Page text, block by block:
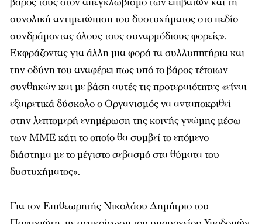
συνολική αντιμετώπιση του δυστυχήματος στο πεδίο
συνδράμοντας όλους τους συναρμόδιους φορείς».
Εκφράζοντας για άλλη μια φορά τα συλλυπητήρια και
την οδύνη του αναφέρει πως υπό το βάρος τέτοιων
συνθηκών και με βάση αυτές τις προτεραιότητες «είναι
εξαιρετικά δύσκολο ο Οργανισμός να ανταποκριθεί
στην λεπτομερή ενημέρωση της κοινής γνώμης μέσω
των ΜΜΕ κάτι το οποίο θα συμβεί το επόμενο
διάστημα με το μέγιστο σεβασμό στα θύματα του
δυστυχήματος».
Για τον Επιθεωρητής Νικολάου Δημήτριο του